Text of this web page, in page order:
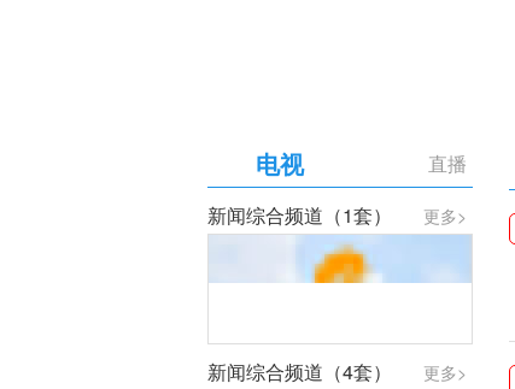
直播
电视
更多>
新闻综合频道（1套）
更多>
新闻综合频道（4套）